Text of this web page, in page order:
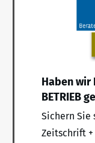
Haben wir
BETRIEB
Sichern Sie
Zeitschrift